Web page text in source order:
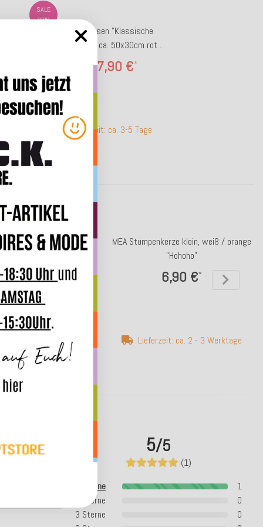
5/5
(1)
5 Sterne
1
4 Sterne
0
3 Sterne
0
SALE
37%
STF Dekokissen "Klassische
Weihnachten" ca. 50x30cm rot
Samtkissen
7,90 €*
12,50 €
Lieferzeit: ca. 3-5 Tage
Mas Tree Tannenbaum
col.10 beige / braun
27,04 € *
ca. 2-4 Werktage
MEA Stumpenkerze klein, weiß / orange
"Hohoho"
6,90 €*
Lieferzeit: ca. 2 - 3 Werktage